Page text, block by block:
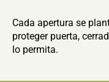
Cada apertura se
proteger puerta,
lo permita.